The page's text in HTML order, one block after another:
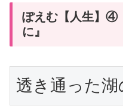
ぽえむ【人生】④
に』
透き通った湖